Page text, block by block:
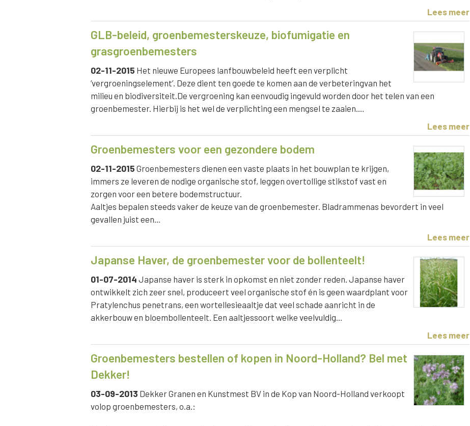
Lees meer
GLB-beleid, groenbemesterskeuze, biofumigatie en
grasgroenbemesters
02-11-2015 Het nieuwe Europees lanfbouwbeleid heeft een verplicht
’vergroeningselement’. Deze dient ten goede te komen aan de verbeteringvan het
milieu en biodiversiteit.De vergroening kan eenvoudig ingevuld worden door het telen van een
groenbemester. Hierbij is het wel de verplichting een mengsel te zaaien.…
Lees meer
Groenbemesters voor een gezondere bodem
02-11-2015 Groenbemesters dienen een vaste plaats in het bouwplan te krijgen,
immers ze leveren de nodige organische stof, leggen overtollige stikstof vast en
zorgen voor een betere bodemstructuur.
Aaltjes bepalen steeds vaker de keuze van de groenbemester. Bladrammenas bevordert in veel
gevallen juist een…
Lees meer
Japanse Haver, de groenbemester voor de bollenteelt!
01-07-2014 Japanse haver is sterk in opkomst en niet zonder reden. Japanse haver
ontwikkelt zich zeer snel, produceert veel organische stof én is geen waardplant voor
Pratylenchus penetrans, een wortellesieaaltje dat veel schade aanricht in de
akkerbouw en bloembollenteelt. Een aaltjessoort welke veelvuldig…
Lees meer
Groenbemesters bestellen of kopen in Noord-Holland? Bel met
Dekker!
03-09-2013 Dekker Granen en Kunstmest BV in de Kop van Noord-Holland verkoopt
volop groenbemesters, o.a.: